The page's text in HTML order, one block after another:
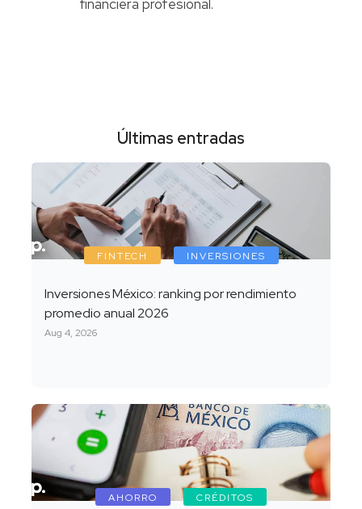
financiera profesional.
Últimas entradas
FINTECH INVERSIONES
Inversiones México: ranking por rendimiento
promedio anual 2026
Aug 4, 2026
AHORRO CRÉDITOS